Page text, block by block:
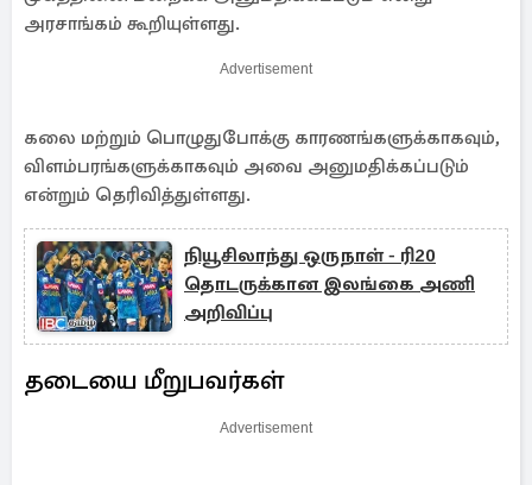
அரசாங்கம் கூறியுள்ளது.
Advertisement
கலை மற்றும் பொழுதுபோக்கு காரணங்களுக்காகவும்,
விளம்பரங்களுக்காகவும் அவை அனுமதிக்கப்படும்
என்றும் தெரிவித்துள்ளது.
நியூசிலாந்து ஒருநாள் - ரி20
தொடருக்கான இலங்கை அணி
அறிவிப்பு
தடையை மீறுபவர்கள்
Advertisement